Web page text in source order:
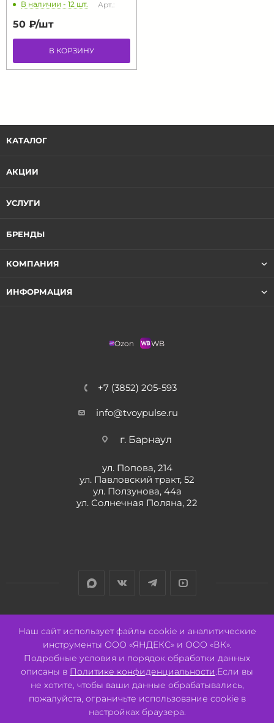
В наличии - 12 шт. Арт.:
50 ₽/шт
В КОРЗИНУ
КАТАЛОГ
АКЦИИ
УСЛУГИ
БРЕНДЫ
КОМПАНИЯ
ИНФОРМАЦИЯ
Ozon WB
+7 (3852) 205-593
info@tvoypulse.ru
г. Барнаул
ул. Попова, 214
ул. Павловский тракт, 52
ул. Ползунова, 44а
ул. Солнечная Поляна, 22
2026 © ООО "СВК"/ 656064 г. Барнаул, ул. Павловский тракт, 52.
ИНН 2221130516 ОГРН 1082221000531.
Pulse - сеть магазинов для активных
Разработано:Авалон
Наш сайт использует файлы cookie и аналитические
инструменты ООО «ЯНДЕКС» и ООО «ВК».
Подробные условия и порядок обработки данных
описаны в Политике конфиденциальности.Если вы
не хотите, чтобы ваши данные обрабатывались,
пожалуйста, ограничьте использование cookie в
настройках браузера.